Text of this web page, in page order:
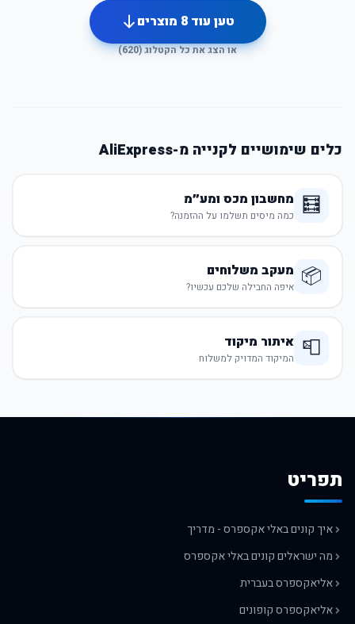
טען עוד8 מוצרים
או הצג את כל הקטלוג (620
)
כלים שימושיים לקנייה מ-AliExpress
🧮 מחשבון מכס ומע״מ
כמה מיסים תשלמו על ההזמנה?
📦 מעקב משלוחים
איפה החבילה שלכם עכשיו?
📮 איתור מיקוד
המיקוד המדויק למשלוח
תפריט
איך קונים באלי אקספרס - מדריך
מה ישראלים קונים באלי אקספרס
אליאקספרס בעברית
אליאקספרס קופונים